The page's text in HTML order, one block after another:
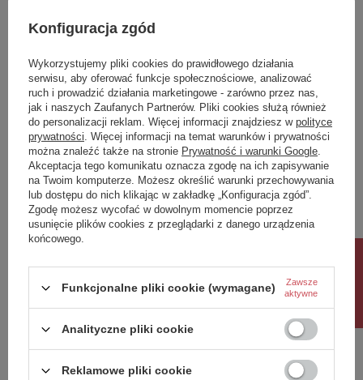
kWh/1000h
Potrzebujesz pomocy? Masz pytania?
Zadaj pytanie a my odpowiemy niezwłocznie,
najciekawsze pytania i odpowiedzi publikując
dla innych.
Zadaj pytanie
Napisz swoją opinię
Twoja ocena:
Konfiguracja zgód
Wykorzystujemy pliki cookies do prawidłowego działania
serwisu, aby oferować funkcje społecznościowe, analizować
ruch i prowadzić działania marketingowe - zarówno przez nas,
jak i naszych Zaufanych Partnerów. Pliki cookies służą również
do personalizacji reklam. Więcej informacji znajdziesz w polityce
prywatności . Więcej informacji na temat warunków i prywatności
można znaleźć także na stronie Prywatność i warunki Google
Akceptacja tego komunikatu oznacza zgodę na ich zapisywanie
na Twoim komputerze. Możesz określić warunki przechowywania
lub dostępu do nich klikając w zakładkę „Konfiguracja zgód”.
Zgodę możesz wycofać w dowolnym momencie poprzez
usunięcie plików cookies z przeglądarki z danego urządzenia
końcowego.
Funkcjonalne pliki cookie (wymagane)
Zawsze
aktywne
Analityczne pliki cookie
Reklamowe pliki cookie